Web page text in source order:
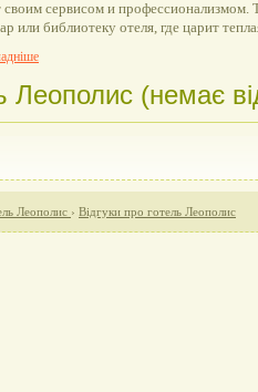
своим сервисом и
или библиотеку отеля, где царит
Леополис (немає
Леополис › Відгуки про готель Леополис